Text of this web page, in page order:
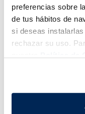
preferencias sobre
de tus hábitos de
si deseas
rechazar su uso.
Lomos de salmón a